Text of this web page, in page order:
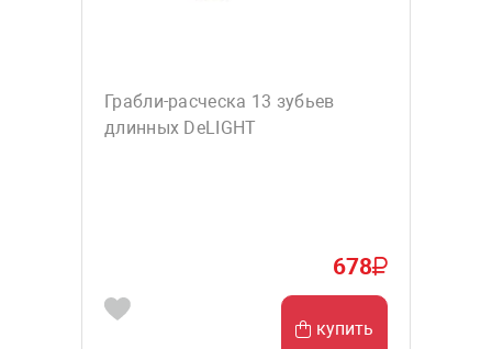
Грабли-расческа 13 зубьев
длинных DeLIGHT
678
купить